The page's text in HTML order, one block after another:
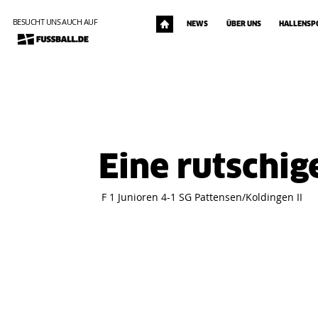
BESUCHT UNS AUCH AUF NEWS ÜBER UNS
Eine
F 1 Junioren 4-1 SG Pattensen/Koldingen II